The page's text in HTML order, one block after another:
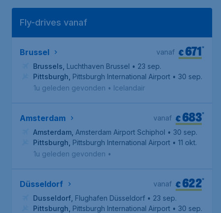
Fly-drives vanaf
Brussel €671*
vanaf
Brussels Luchthaven Brussel • 23 sep.
Pittsburgh Pittsburgh International Airport • 30 sep.
1u geleden gevonden • Icelandair
Amsterdam €683*
vanaf
Amsterdam Amsterdam Airport Schiphol • 30 sep.
Pittsburgh Pittsburgh International Airport • 11 okt.
1u geleden gevonden •
Düsseldorf €622*
vanaf
Dusseldorf Flughafen Düsseldorf • 23 sep.
Pittsburgh Pittsburgh International Airport • 30 sep.